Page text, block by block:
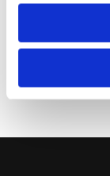
Bli den första